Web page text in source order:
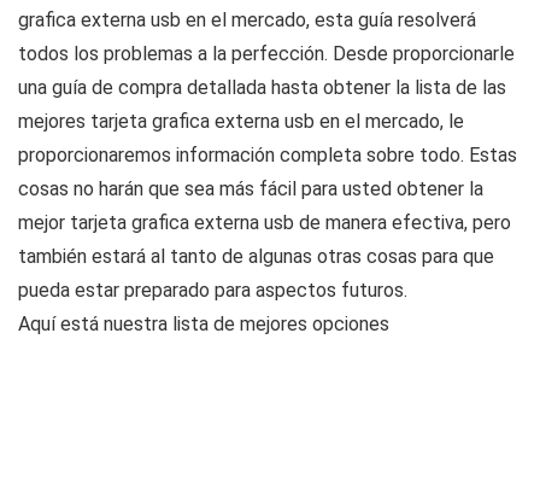
grafica externa usb en el mercado, esta guía resolverá
todos los problemas a la perfección. Desde proporcionarle
una guía de compra detallada hasta obtener la lista de las
mejores tarjeta grafica externa usb en el mercado, le
proporcionaremos información completa sobre todo. Estas
cosas no harán que sea más fácil para usted obtener la
mejor tarjeta grafica externa usb de manera efectiva, pero
también estará al tanto de algunas otras cosas para que
pueda estar preparado para aspectos futuros.
Aquí está nuestra lista de mejores opciones